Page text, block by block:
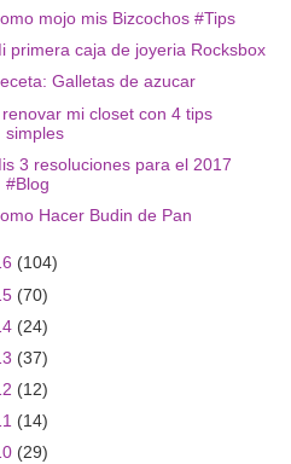
mojo mis Bizcochos #Tips
primera caja de joyeria Rocksbox
Galletas de azucar
renovar mi closet con 4 tips
simples
3 resoluciones para el 2017
#Blog
Hacer Budin de Pan
(104)
(70)
(24)
(37)
(12)
(14)
(29)